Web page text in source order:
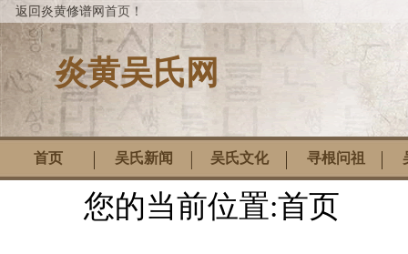
返回炎黄修谱网首页！
炎黄吴氏网
首页 吴氏新闻 吴氏文化 寻根问祖
您的当前位置:首页